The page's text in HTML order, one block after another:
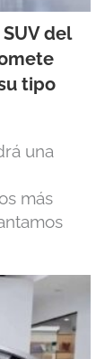
del
tipo
una
más